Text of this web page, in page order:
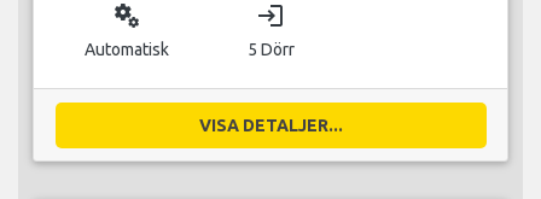
miscellaneous_services
Automatisk
login
5 Dörr
VISA DETALJER...